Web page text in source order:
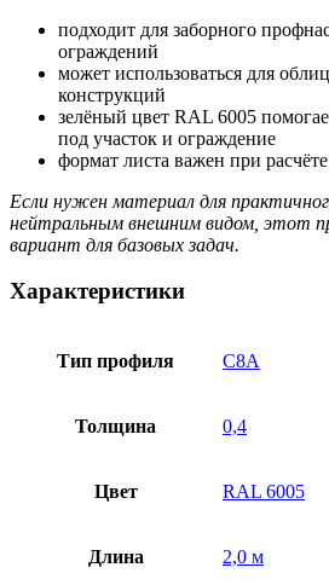
подходит для заборного
ограждений
может использоваться для
конструкций
зелёный цвет RAL 6005
под участок и ограждение
формат листа важен при
Если нужен материал для
нейтральным внешним видом, этот
вариант для базовых задач.
Характеристики
Тип профиля С8А
Толщина 0,4
Цвет RAL 6005
Длина 2,0 м